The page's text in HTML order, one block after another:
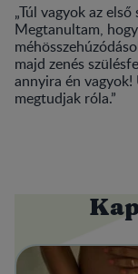
„Túl vagyok az
Megtanultam,
majd zenés
annyira én
megtudjak róla.”